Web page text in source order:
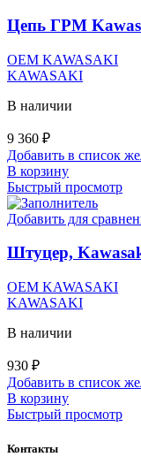
Цепь ГРМ
OEM KAWASAKI
KAWASAKI
В наличии
9 360 ₽
Добавить в список
В корзину
Быстрый просмотр
Добавить для
Штуцер,
OEM KAWASAKI
KAWASAKI
В наличии
930 ₽
Добавить в список
В корзину
Быстрый просмотр
Контакты